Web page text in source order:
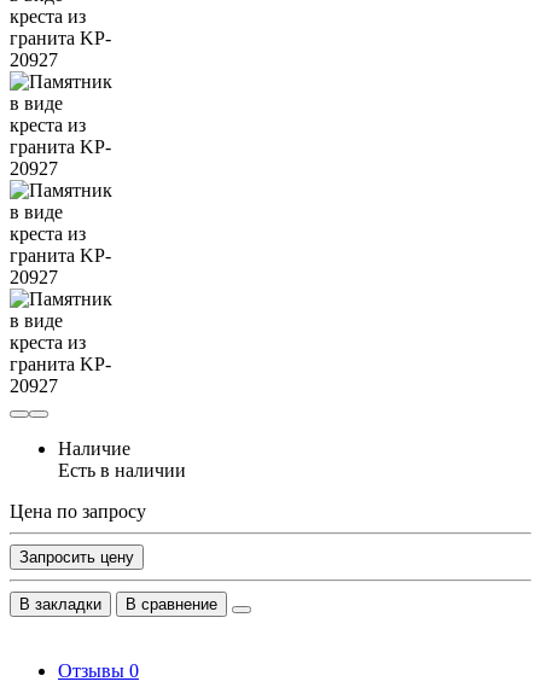
Наличие
Есть в наличии
Цена по запросу
Запросить цену
В закладки В сравнение
Отзывы 0